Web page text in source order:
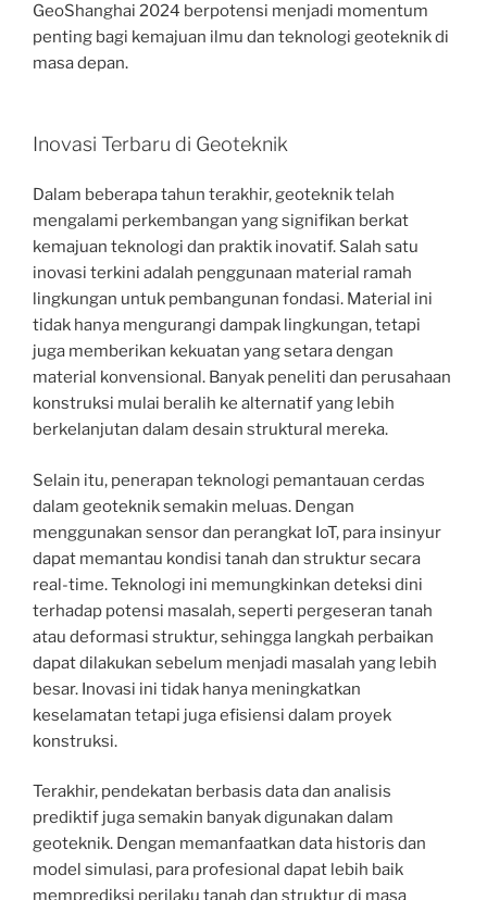
GeoShanghai 2024 berpotensi menjadi momentum
penting bagi kemajuan ilmu dan teknologi geoteknik di
masa depan.
Inovasi Terbaru di Geoteknik
Dalam beberapa tahun terakhir, geoteknik telah
mengalami perkembangan yang signifikan berkat
kemajuan teknologi dan praktik inovatif. Salah satu
inovasi terkini adalah penggunaan material ramah
lingkungan untuk pembangunan fondasi. Material ini
tidak hanya mengurangi dampak lingkungan, tetapi
juga memberikan kekuatan yang setara dengan
material konvensional. Banyak peneliti dan perusahaan
konstruksi mulai beralih ke alternatif yang lebih
berkelanjutan dalam desain struktural mereka.
Selain itu, penerapan teknologi pemantauan cerdas
dalam geoteknik semakin meluas. Dengan
menggunakan sensor dan perangkat IoT, para insinyur
dapat memantau kondisi tanah dan struktur secara
real-time. Teknologi ini memungkinkan deteksi dini
terhadap potensi masalah, seperti pergeseran tanah
atau deformasi struktur, sehingga langkah perbaikan
dapat dilakukan sebelum menjadi masalah yang lebih
besar. Inovasi ini tidak hanya meningkatkan
keselamatan tetapi juga efisiensi dalam proyek
konstruksi.
Terakhir, pendekatan berbasis data dan analisis
prediktif juga semakin banyak digunakan dalam
geoteknik. Dengan memanfaatkan data historis dan
model simulasi, para profesional dapat lebih baik
memprediksi perilaku tanah dan struktur di masa